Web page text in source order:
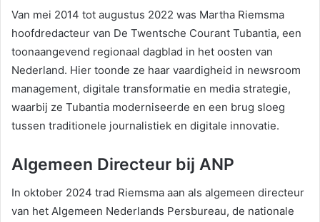
Van mei 2014 tot augustus 2022 was Martha Riemsma
hoofdredacteur van De Twentsche Courant Tubantia, een
toonaangevend regionaal dagblad in het oosten van
Nederland. Hier toonde ze haar vaardigheid in newsroom
management, digitale transformatie en media strategie,
waarbij ze Tubantia moderniseerde en een brug sloeg
tussen traditionele journalistiek en digitale innovatie.
Algemeen Directeur bij ANP
In oktober 2024 trad Riemsma aan als algemeen directeur
van het Algemeen Nederlands Persbureau, de nationale